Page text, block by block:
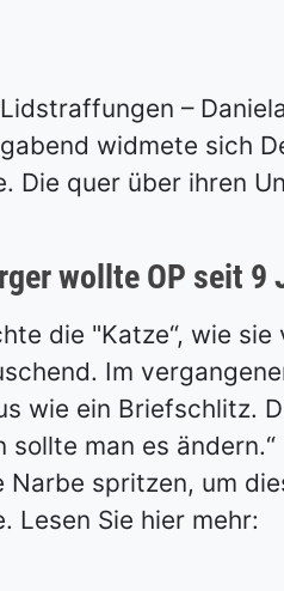
–
widmete sich
Die quer über ihren
wollte OP seit
die "Katze“, wie
Im
wie ein Briefschlitz.
man es
Narbe spritzen, um
Lesen Sie hier mehr: